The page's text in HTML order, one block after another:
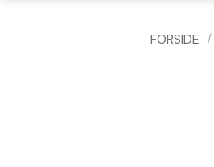
FORSIDE /